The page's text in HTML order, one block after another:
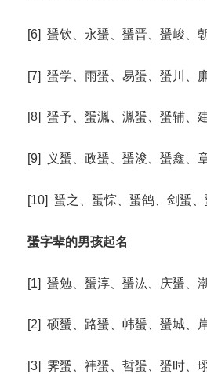
[6] 蜑钦、永蜑、蜑晋、蜑峻、
[7] 蜑学、雨蜑、易蜑、蜑川、
[8] 蜑予、蜑湚、湚蜑、蜑辅、
[9] 义蜑、政蜑、蜑浚、蜑鑫、
[10] 蜑之、蜑悰、蜑鸽、剑蜑
蜑字辈的男孩起名
[1] 蜑勉、蜑淳、蜑汯、庆蜑、
[2] 硕蜑、路蜑、帏蜑、蜑城、
[3] 霁蜑、祎蜑、哲蜑、蜑时、